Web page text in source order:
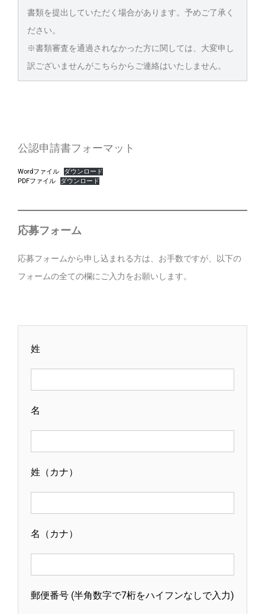
書類を提出していただく場合があります。予めご了承く
ださい。
※書類審査を通過されなかった方に関しては、大変申し
訳ございませんがこちらからご連絡はいたしません。
公認申請書フォーマット
Wordファイル
ダウンロード
PDFファイル
ダウンロード
応募フォーム
応募フォームから申し込まれる方は、お手数ですが、以下の
フォームの全ての欄にご入力をお願いします。
姓
名
姓（カナ）
名（カナ）
郵便番号 (半角数字で7桁をハイフンなしで入力)